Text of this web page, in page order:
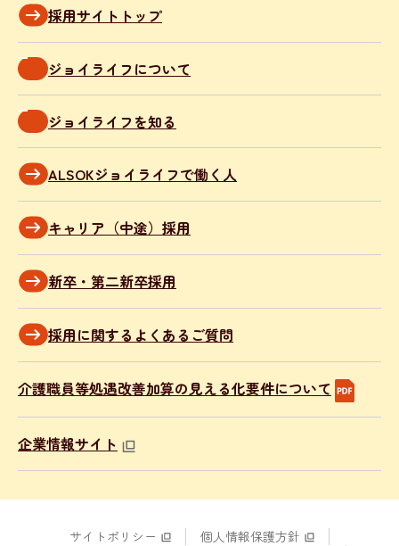
採用サイトトップ
ジョイライフについて
ジョイライフを知る
ALSOKジョイライフで働く人
キャリア（中途）採用
新卒・第二新卒採用
採用に関するよくあるご質問
介護職員等処遇改善加算の見える化要件について
企業情報サイト
サイトポリシー
個人情報保護方針